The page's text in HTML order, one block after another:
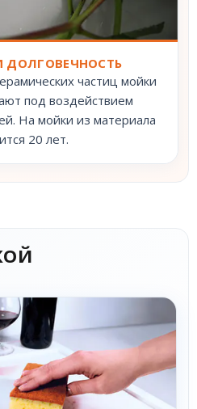
ДОЛГОВЕЧНОСТЬ
частиц мойки
под воздействием
На мойки из материала
20 лет.